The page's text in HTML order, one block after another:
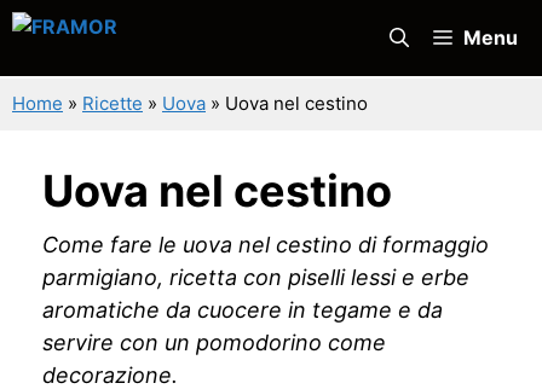
Vai
contenuto
Menu
Home » Ricette » Uova » Uova nel cestino
Uova nel cestino
Come fare le uova nel cestino di formaggio
parmigiano, ricetta con piselli lessi e erbe
aromatiche da cuocere in tegame e da
servire con un pomodorino come
decorazione.